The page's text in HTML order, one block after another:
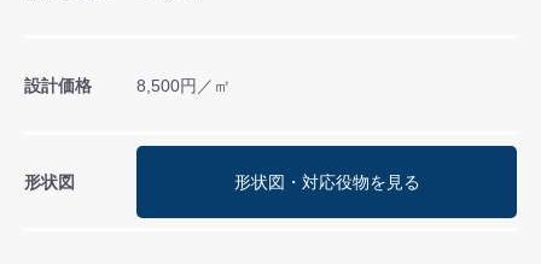
設計価格 8,500円／㎡
形状図 形状図・対応役物を見る